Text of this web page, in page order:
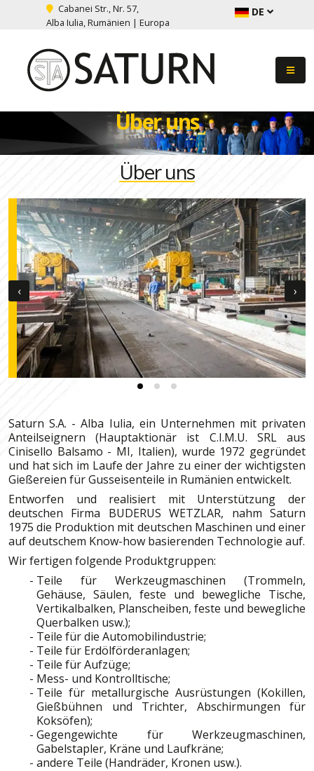
Cabanei Str., Nr. 57,
Alba Iulia, Rumänien | Europa
DE
Über uns
Über uns
‹ ›
Saturn S.A. - Alba Iulia, ein Unternehmen mit privaten
Anteilseignern (Hauptaktionär ist C.I.M.U. SRL aus
Cinisello Balsamo - MI, Italien), wurde 1972 gegründet
und hat sich im Laufe der Jahre zu einer der wichtigsten
Gießereien für Gusseisenteile in Rumänien entwickelt.
Entworfen und realisiert mit Unterstützung der
deutschen Firma BUDERUS WETZLAR, nahm Saturn
1975 die Produktion mit deutschen Maschinen und einer
auf deutschem Know-how basierenden Technologie auf.
Wir fertigen folgende Produktgruppen:
Teile für Werkzeugmaschinen (Trommeln,
Gehäuse, Säulen, feste und bewegliche Tische,
Vertikalbalken, Planscheiben, feste und bewegliche
Querbalken usw.);
Teile für die Automobilindustrie;
Teile für Erdölförderanlagen;
Teile für Aufzüge;
Mess- und Kontrolltische;
Teile für metallurgische Ausrüstungen (Kokillen,
Gießbühnen und Trichter, Abschirmungen für
Koksöfen);
Gegengewichte für Werkzeugmaschinen,
Gabelstapler, Kräne und Laufkräne;
andere Teile (Handräder, Kronen usw.).